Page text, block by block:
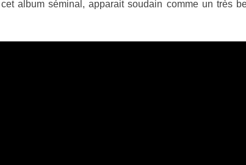
album séminal, apparait soudain comme un très